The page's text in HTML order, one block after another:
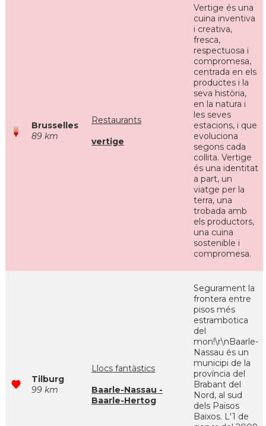
Brusselles
89 km
Restaurants
vertige
Vertige és una
cuina inventiva
i creativa,
fresca,
respectuosa i
compromesa,
centrada en els
productes i la
seva història,
en la natura i
les seves
estacions, i que
evoluciona
segons cada
collita. Vertige
és una identitat
a part, un
viatge per la
terra, una
trobada amb
els productors,
una cuina
sostenible i
compromesa.
Tilburg
99 km
Llocs fantàstics
Baarle-Nassau -
Baarle-Hertog
Segurament la
frontera entre
pisos més
estrambotica
del
mon!\r\nBaarle-
Nassau és un
municipi de la
província del
Brabant del
Nord, al sud
dels Països
Baixos. L'1 de